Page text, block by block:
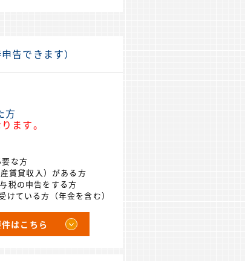
告できます）
方
ます。
な方
賃貸収入）がある方
税の申告をする方
ている方（年金を含む）
はこちら